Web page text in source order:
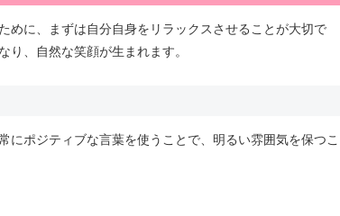
めに、まずは自分自身をリラックスさせることが大切で
、自然な笑顔が生まれます。
ポジティブな言葉を使うことで、明るい雰囲気を保つこ